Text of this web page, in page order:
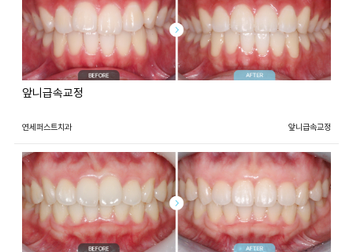
앞니급속교정
연세퍼스트치과 앞니급속교정